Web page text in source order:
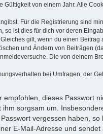
von einem Jahr. Alle
Für die Registrierung sind
ist dies für dich vor deren
gilt, wenn du einen Beitrag
und Ändern von Beiträgen
Die von deinem
bei Umfragen, der
dieses Passwort
sorgsam um.
vergessen haben, so
E-Mail-Adresse und